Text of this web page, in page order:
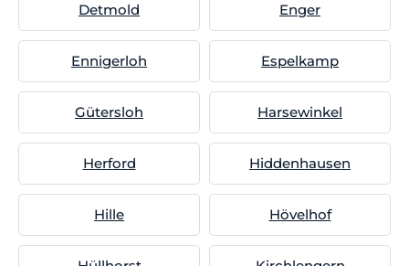
Detmold Enger
Ennigerloh Espelkamp
Gütersloh Harsewinkel
Herford Hiddenhausen
Hille Hövelhof